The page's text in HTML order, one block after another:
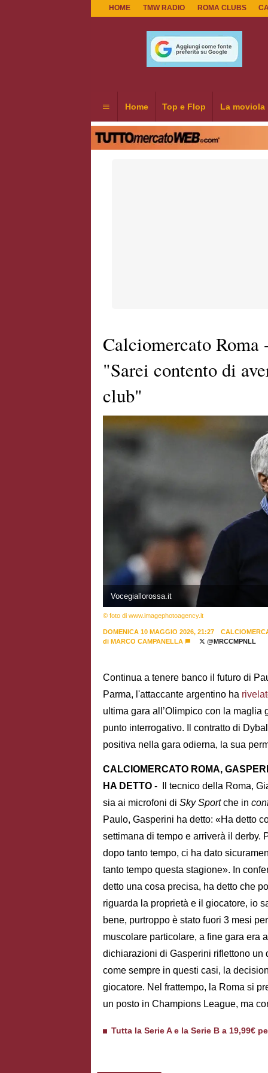
HOME TMW RADIO ROMA CLUBS
Home Top e Flop La moviola
Calciomercato Roma
"Sarei contento di
club"
Vocegiallorossa.it
© foto di www.imagephotoagency.it
DOMENICA 10 MAGGIO 2026, 21:27
di MARCO CAMPANELLA @MRCCMPNLL
Continua a tenere banco il futuro di
Parma, l'attaccante argentino ha
ultima gara all’Olimpico con la
punto interrogativo. Il contratto di
positiva nella gara odierna, la sua
CALCIOMERCATO ROMA,
HA DETTO - Il tecnico della Roma,
sia ai microfoni di Sky Sportche in
Paulo, Gasperini ha detto: «Ha detto
settimana di tempo e arriverà il derby.
dopo tanto tempo, ci ha dato
tanto tempo questa stagione». In
detto una cosa precisa, ha detto che
riguarda la proprietà e il giocatore, io
bene, purtroppo è stato fuori 3 mesi
muscolare particolare, a fine gara era
dichiarazioni di Gasperini riflettono un
come sempre in questi casi, la
giocatore. Nel frattempo, la Roma si
un posto in Champions League, ma
Tutta la Serie A e la Serie B a 19,99€